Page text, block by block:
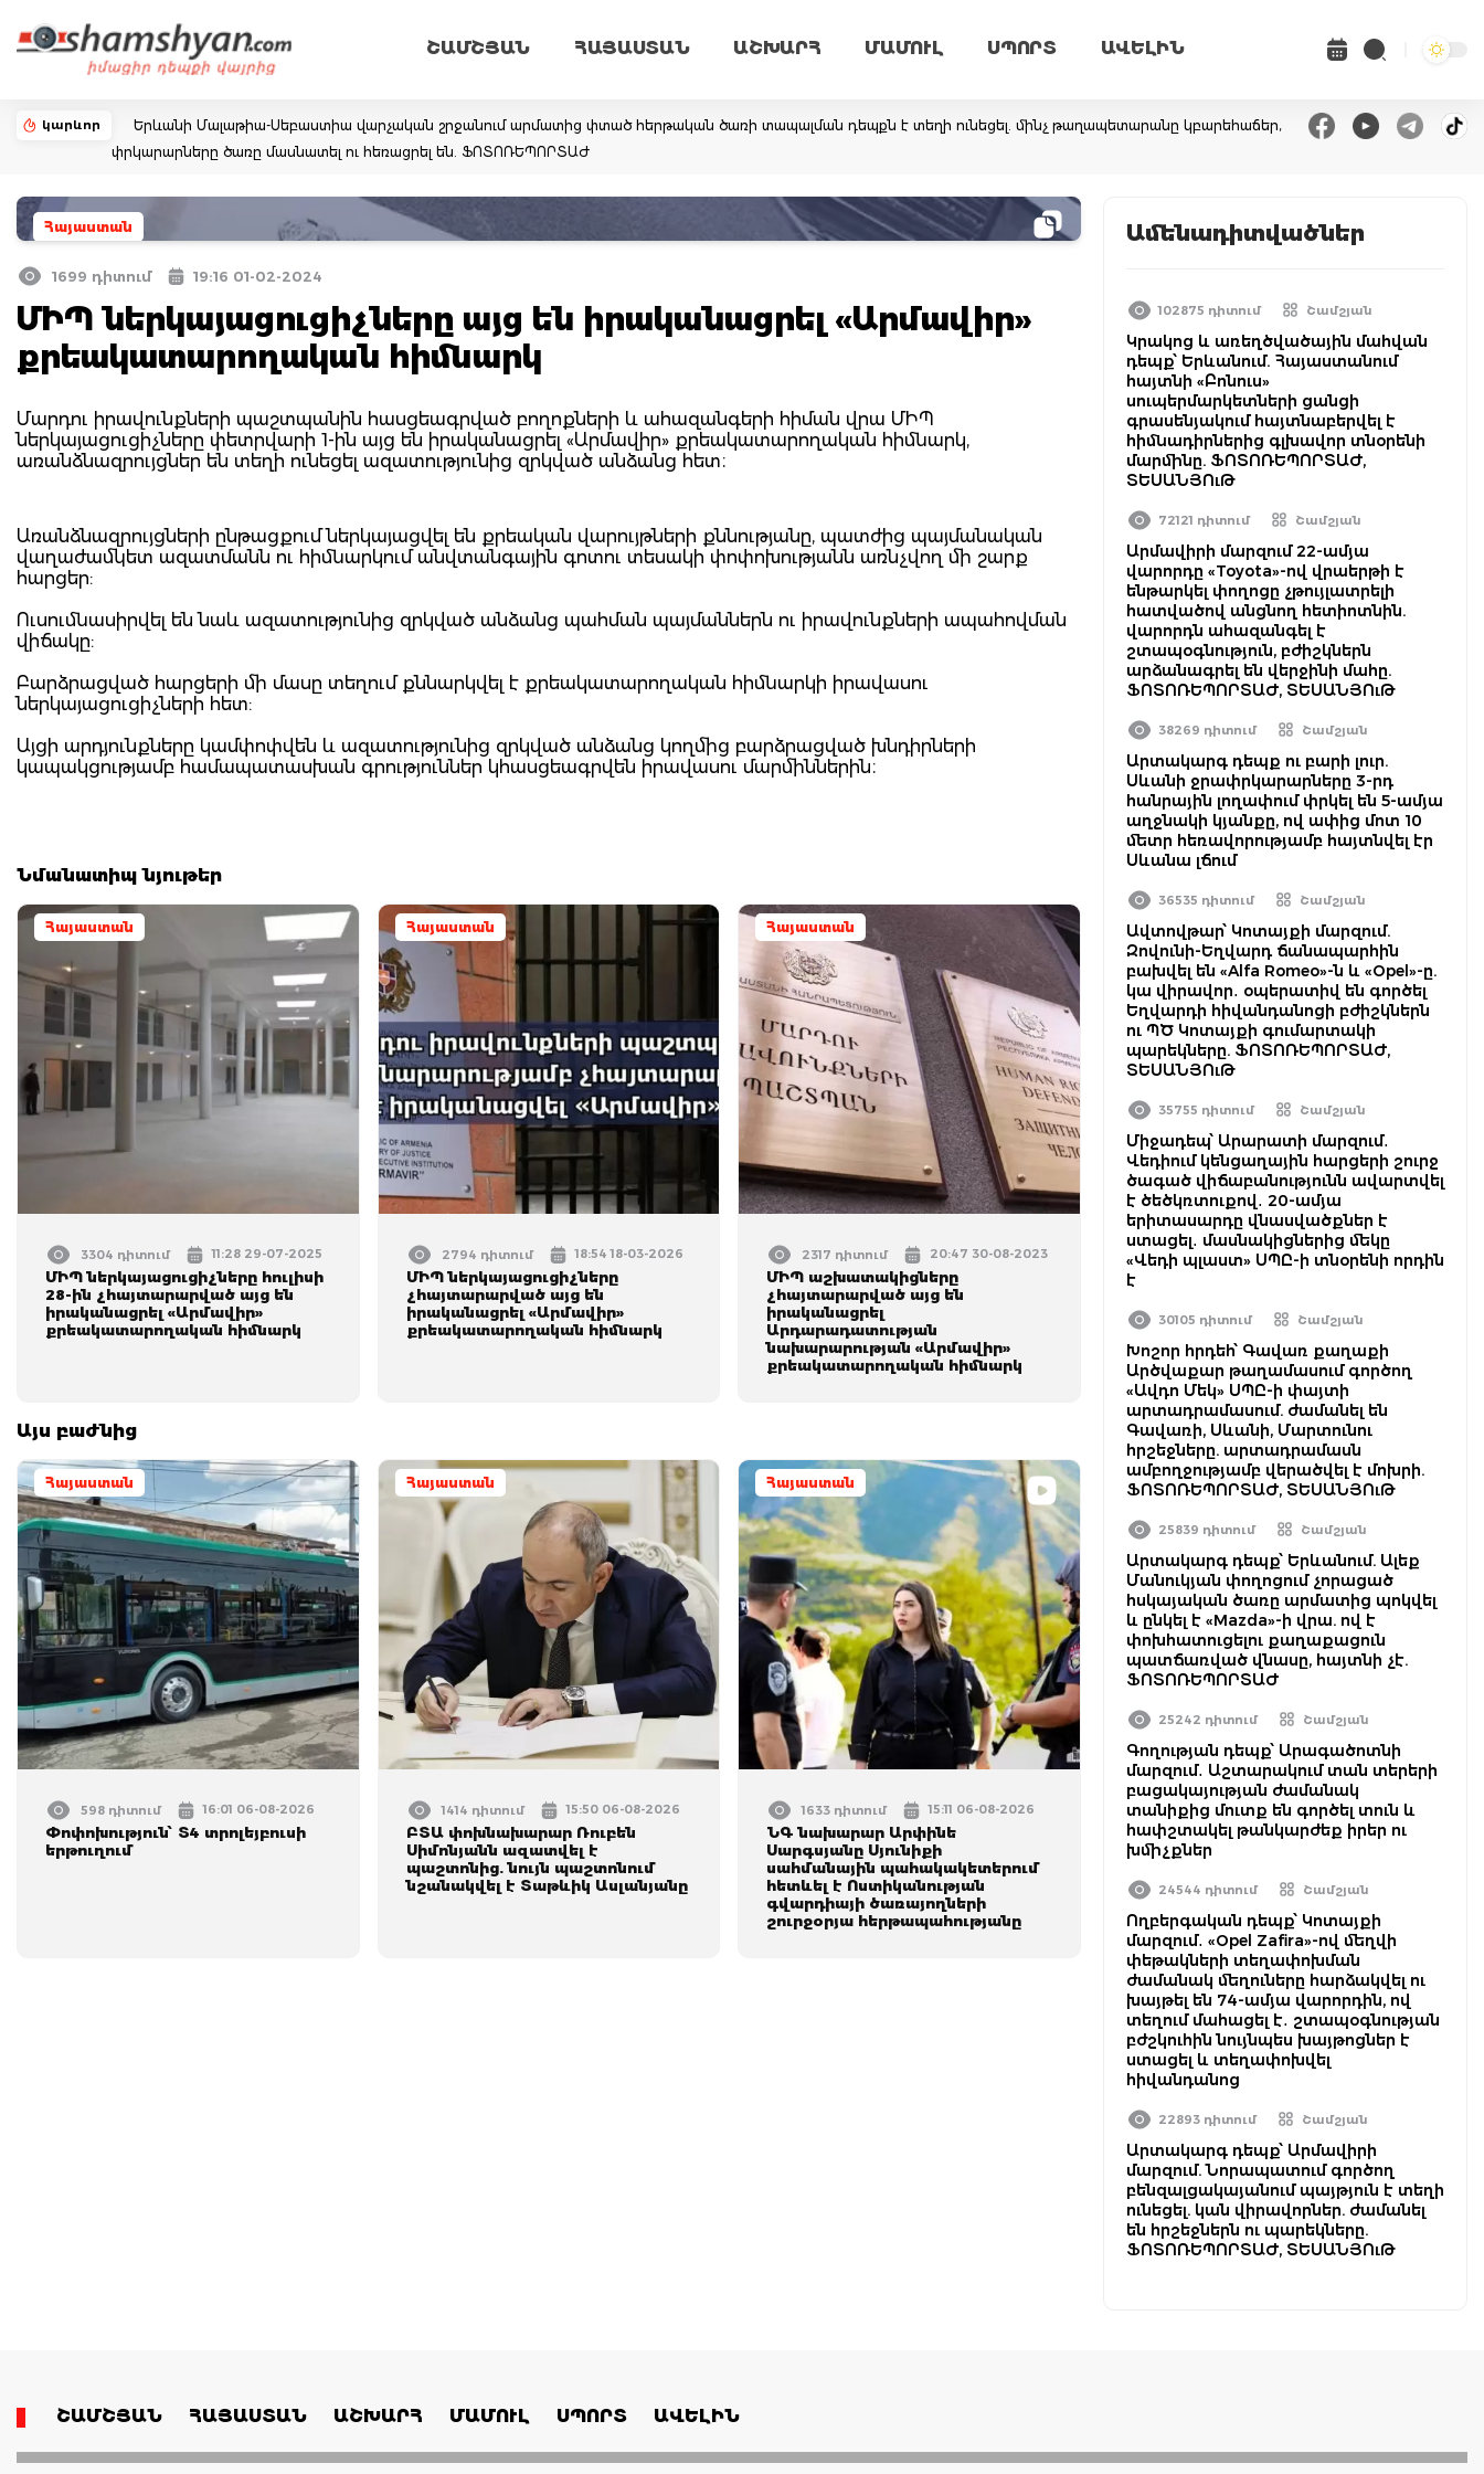
ՇԱՄՇՅԱՆ ՀԱՅԱՍՏԱՆ ԱՇԽԱՐՀ ՄԱՄՈՒԼ ՍՊՈՐՏ ԱՎԵԼԻՆ
կարևոր
Երևանի Մալաթիա-Սեբաստիա վարչական շրջանում արմատից փտած հերթական ծառի տապալման դեպքն է տեղի ունեցել. մինչ թաղապետարանը կբարեհաճեր,
փրկարարները ծառը մասնատել ու հեռացրել են. ՖՈՏՈՌԵՊՈՐՏԱԺ
Հայաստան
1699 դիտում 19:16 01-02-2024
ՄԻՊ ներկայացուցիչները այց են իրականացրել «Արմավիր»
քրեակատարողական հիմնարկ
Մարդու իրավունքների պաշտպանին հասցեագրված բողոքների և ահազանգերի հիման վրա ՄԻՊ
ներկայացուցիչները փետրվարի 1-ին այց են իրականացրել «Արմավիր» քրեակատարողական հիմնարկ,
առանձնազրույցներ են տեղի ունեցել ազատությունից զրկված անձանց հետ։
Առանձնազրույցների ընթացքում ներկայացվել են քրեական վարույթների քննությանը, պատժից պայմանական
վաղաժամկետ ազատմանն ու հիմնարկում անվտանգային գոտու տեսակի փոփոխությանն առնչվող մի շարք
հարցեր:
Ուսումնասիրվել են նաև ազատությունից զրկված անձանց պահման պայմաններն ու իրավունքների ապահովման
վիճակը:
Բարձրացված հարցերի մի մասը տեղում քննարկվել է քրեակատարողական հիմնարկի իրավասու
ներկայացուցիչների հետ:
Այցի արդյունքները կամփոփվեն և ազատությունից զրկված անձանց կողմից բարձրացված խնդիրների
կապակցությամբ համապատասխան գրություններ կհասցեագրվեն իրավասու մարմիններին։
Նմանատիպ նյութեր
Հայաստան
3304 դիտում 11:28 29-07-2025
ՄԻՊ ներկայացուցիչները հուլիսի
28-ին չհայտարարված այց են
իրականացրել «Արմավիր»
քրեակատարողական հիմնարկ
Հայաստան
2794 դիտում 18:54 18-03-2026
ՄԻՊ ներկայացուցիչները
չհայտարարված այց են
իրականացրել «Արմավիր»
քրեակատարողական հիմնարկ
Հայաստան
2317 դիտում 20:47 30-08-2023
ՄԻՊ աշխատակիցները
չհայտարարված այց են
իրականացրել
Արդարադատության
նախարարության «Արմավիր»
քրեակատարողական հիմնարկ
Այս բաժնից
Հայաստան
598 դիտում 16:01 06-08-2026
Փոփոխություն՝ Տ4 տրոլեյբուսի
երթուղում
Հայաստան
1414 դիտում 15:50 06-08-2026
ԲՏԱ փոխնախարար Ռուբեն
Սիմոնյանն ազատվել է
պաշտոնից. նույն պաշտոնում
նշանակվել է Տաթևիկ Ասլանյանը
Հայաստան
1633 դիտում 15:11 06-08-2026
ՆԳ նախարար Արփինե
Սարգսյանը Սյունիքի
սահմանային պահակակետերում
հետևել է Ոստիկանության
գվարդիայի ծառայողների
շուրջօրյա հերթապահությանը
Ամենադիտվածներ
102875 դիտում Շամշյան
Կրակոց և առեղծվածային մահվան
դեպք՝ Երևանում. Հայաստանում
հայտնի «Բոնուս»
սուպերմարկետների ցանցի
գրասենյակում հայտնաբերվել է
հիմնադիրներից գլխավոր տնօրենի
մարմինը. ՖՈՏՈՌԵՊՈՐՏԱԺ,
ՏԵՍԱՆՅՈւԹ
72121 դիտում Շամշյան
Արմավիրի մարզում 22-ամյա
վարորդը «Toyota»-ով վրաերթի է
ենթարկել փողոցը չթույլատրելի
հատվածով անցնող հետիոտնին.
վարորդն ահազանգել է
շտապօգնություն, բժիշկներն
արձանագրել են վերջինի մահը.
ՖՈՏՈՌԵՊՈՐՏԱԺ, ՏԵՍԱՆՅՈւԹ
38269 դիտում Շամշյան
Արտակարգ դեպք ու բարի լուր.
Սևանի ջրափրկարարները 3-րդ
հանրային լողափում փրկել են 5-ամյա
աղջնակի կյանքը, ով ափից մոտ 10
մետր հեռավորությամբ հայտնվել էր
Սևանա լճում
36535 դիտում Շամշյան
Ավտովթար՝ Կոտայքի մարզում.
Զովունի-Եղվարդ ճանապարհին
բախվել են «Alfa Romeo»-ն և «Opel»-ը.
կա վիրավոր․ օպերատիվ են գործել
Եղվարդի հիվանդանոցի բժիշկներն
ու ՊԾ Կոտայքի գումարտակի
պարեկները. ՖՈՏՈՌԵՊՈՐՏԱԺ,
ՏԵՍԱՆՅՈւԹ
35755 դիտում Շամշյան
Միջադեպ՝ Արարատի մարզում․
Վեդիում կենցաղային հարցերի շուրջ
ծագած վիճաբանությունն ավարտվել
է ծեծկռտուքով․ 20-ամյա
երիտասարդը վնասվածքներ է
ստացել․ մասնակիցներից մեկը
«Վեդի պլաստ» ՍՊԸ-ի տնօրենի որդին
է
30105 դիտում Շամշյան
Խոշոր հրդեհ՝ Գավառ քաղաքի
Արծվաքար թաղամասում գործող
«Ավդո Մեկ» ՍՊԸ-ի փայտի
արտադրամասում. ժամանել են
Գավառի, Սևանի, Մարտունու
հրշեջները. արտադրամասն
ամբողջությամբ վերածվել է մոխրի.
ՖՈՏՈՌԵՊՈՐՏԱԺ, ՏԵՍԱՆՅՈւԹ
25839 դիտում Շամշյան
Արտակարգ դեպք՝ Երևանում. Ալեք
Մանուկյան փողոցում չորացած
հսկայական ծառը արմատից պոկվել
և ընկել է «Mazda»-ի վրա. ով է
փոխհատուցելու քաղաքացուն
պատճառված վնասը, հայտնի չէ.
ՖՈՏՈՌԵՊՈՐՏԱԺ
25242 դիտում Շամշյան
Գողության դեպք՝ Արագածոտնի
մարզում․ Աշտարակում տան տերերի
բացակայության ժամանակ
տանիքից մուտք են գործել տուն և
հափշտակել թանկարժեք իրեր ու
խմիչքներ
24544 դիտում Շամշյան
Ողբերգական դեպք՝ Կոտայքի
մարզում․ «Opel Zafira»-ով մեղվի
փեթակների տեղափոխման
ժամանակ մեղուները հարձակվել ու
խայթել են 74-ամյա վարորդին, ով
տեղում մահացել է․ շտապօգնության
բժշկուհին նույնպես խայթոցներ է
ստացել և տեղափոխվել
հիվանդանոց
22893 դիտում Շամշյան
Արտակարգ դեպք՝ Արմավիրի
մարզում. Նորապատում գործող
բենզալցակայանում պայթյուն է տեղի
ունեցել. կան վիրավորներ. ժամանել
են հրշեջներն ու պարեկները.
ՖՈՏՈՌԵՊՈՐՏԱԺ, ՏԵՍԱՆՅՈւԹ
ՇԱՄՇՅԱՆ ՀԱՅԱՍՏԱՆ ԱՇԽԱՐՀ ՄԱՄՈՒԼ ՍՊՈՐՏ ԱՎԵԼԻՆ